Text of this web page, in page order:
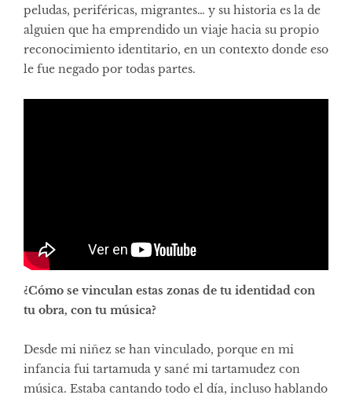
peludas, periféricas, migrantes… y su historia es la de
alguien que ha emprendido un viaje hacia su propio
reconocimiento identitario, en un contexto donde eso
le fue negado por todas partes.
¿Cómo se vinculan estas zonas de tu identidad con
tu obra, con tu música?
Desde mi niñez se han vinculado, porque en mi
infancia fui tartamuda y sané mi tartamudez con
música. Estaba cantando todo el día, incluso hablando